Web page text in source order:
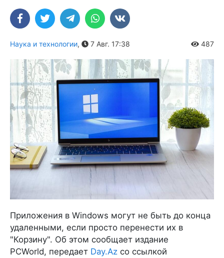
Наука и технологии, 7 Авг. 17:38 487
Приложения в Windows могут не быть до конца
удаленными, если просто перенести их в
"Корзину". Об этом сообщает издание
PCWorld, передает Day.Az со ссылкой